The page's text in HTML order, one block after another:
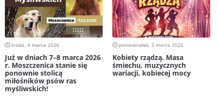
środa, 4 marca 2026
Już w dniach 7–8 marca 2026
r. Moszczenica stanie się
ponownie stolicą
miłośników psów ras
myśliwskich!
poniedziałek, 2 marca 2026
Kobiety rządzą. Masa
śmiechu, muzycznych
wariacji, kobiecej mocy